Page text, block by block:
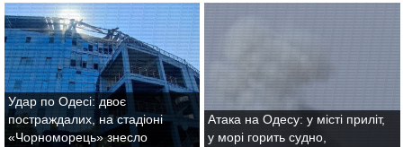
Удар по Одесі: двоє
постраждалих, на стадіоні
«Чорноморець» знесло
Атака на Одесу: у місті приліт,
у морі горить судно,